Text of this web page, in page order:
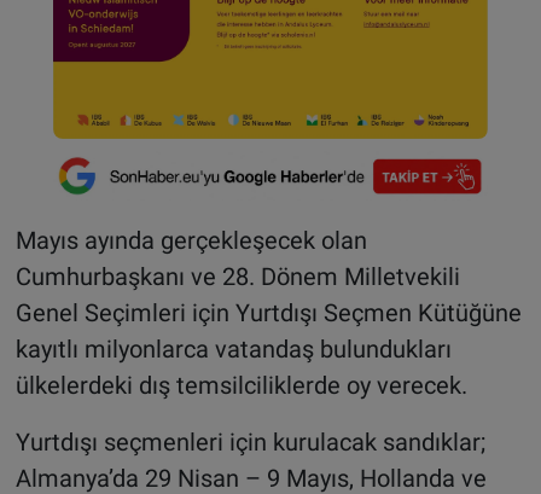
Mayıs ayında gerçekleşecek olan
Cumhurbaşkanı ve 28. Dönem Milletvekili
Genel Seçimleri için Yurtdışı Seçmen Kütüğüne
kayıtlı milyonlarca vatandaş bulundukları
ülkelerdeki dış temsilciliklerde oy verecek.
Yurtdışı seçmenleri için kurulacak sandıklar;
Almanya’da 29 Nisan – 9 Mayıs, Hollanda ve